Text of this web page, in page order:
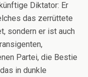
Diktator: Er
das zerrüttete
sondern er ist auch
Partei, die Bestie
in dunkle